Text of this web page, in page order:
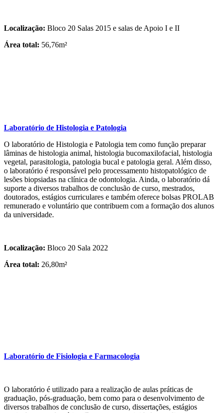
Localização: Bloco 20 Salas 2015 e salas de Apoio I e II
Área total: 56,76m²
Laboratório de Histologia e Patologia
O laboratório de Histologia e Patologia tem como função preparar
lâminas de histologia animal, histologia bucomaxilofacial, histologia
vegetal, parasitologia, patologia bucal e patologia geral. Além disso,
o laboratório é responsável pelo processamento histopatológico de
lesões biopsiadas na clínica de odontologia. Ainda, o laboratório dá
suporte a diversos trabalhos de conclusão de curso, mestrados,
doutorados, estágios curriculares e também oferece bolsas PROLAB
remunerado e voluntário que contribuem com a formação dos alunos
da universidade.
Localização: Bloco 20 Sala 2022
Área total: 26,80m²
Laboratório de Fisiologia e Farmacologia
O laboratório é utilizado para a realização de aulas práticas de
graduação, pós-graduação, bem como para o desenvolvimento de
diversos trabalhos de conclusão de curso, dissertações, estágios